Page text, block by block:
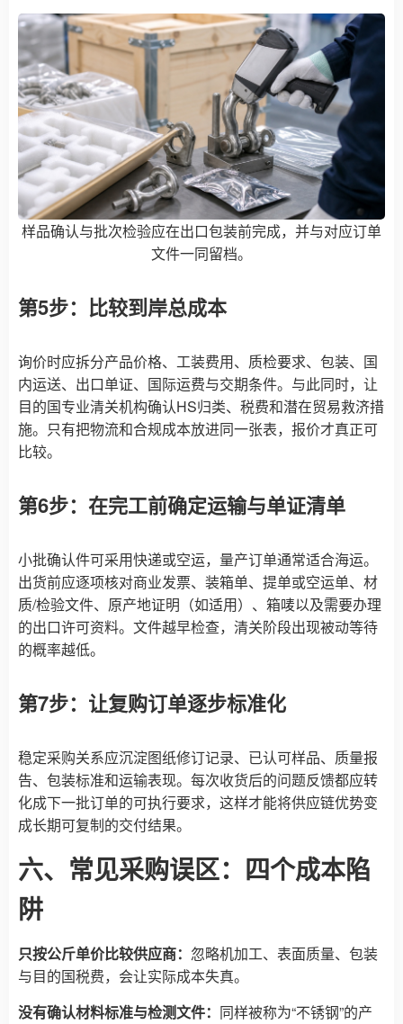
样品确认与批次检验应在出口包装前完成，并与对应订单
文件一同留档。
第5步：比较到岸总成本
询价时应拆分产品价格、工装费用、质检要求、包装、国
内运送、出口单证、国际运费与交期条件。与此同时，让
目的国专业清关机构确认HS归类、税费和潜在贸易救济措
施。只有把物流和合规成本放进同一张表，报价才真正可
比较。
第6步：在完工前确定运输与单证清单
小批确认件可采用快递或空运，量产订单通常适合海运。
出货前应逐项核对商业发票、装箱单、提单或空运单、材
质/检验文件、原产地证明（如适用）、箱唛以及需要办理
的出口许可资料。文件越早检查，清关阶段出现被动等待
的概率越低。
第7步：让复购订单逐步标准化
稳定采购关系应沉淀图纸修订记录、已认可样品、质量报
告、包装标准和运输表现。每次收货后的问题反馈都应转
化成下一批订单的可执行要求，这样才能将供应链优势变
成长期可复制的交付结果。
六、常见采购误区：四个成本陷
阱
只按公斤单价比较供应商： 忽略机加工、表面质量、包装
与目的国税费，会让实际成本失真。
没有确认材料标准与检测文件： 同样被称为“不锈钢”的产